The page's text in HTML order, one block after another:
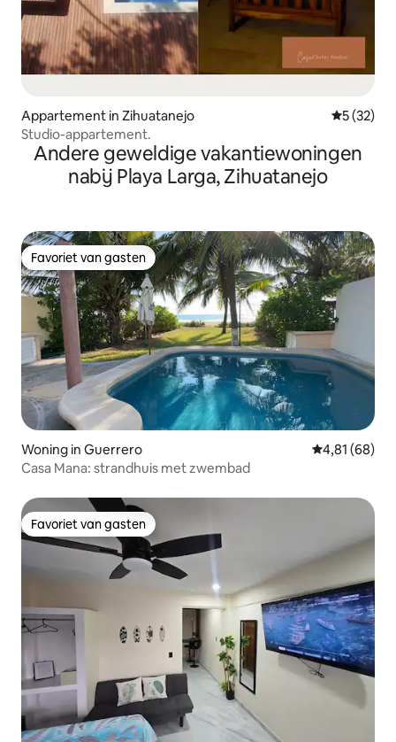
Appartement in Zihuatanejo
5 (32)
Studio-appartement.
Andere geweldige vakantiewoningen
nabij Playa Larga, Zihuatanejo
Favoriet van gasten
Favoriet van gasten
Woning in Guerrero Gemiddelde
4,81 (68)
Casa Mana: strandhuis met zwembad
Favoriet van gasten
Favoriet van gasten